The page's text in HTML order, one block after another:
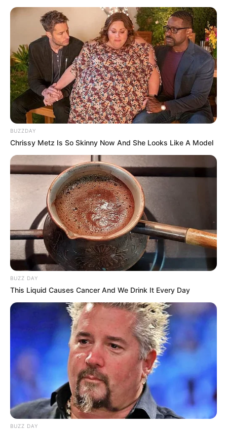
BUZZDAY
Chrissy Metz Is So Skinny Now And She Looks Like A Model
BUZZ DAY
This Liquid Causes Cancer And We Drink It Every Day
BUZZ DAY